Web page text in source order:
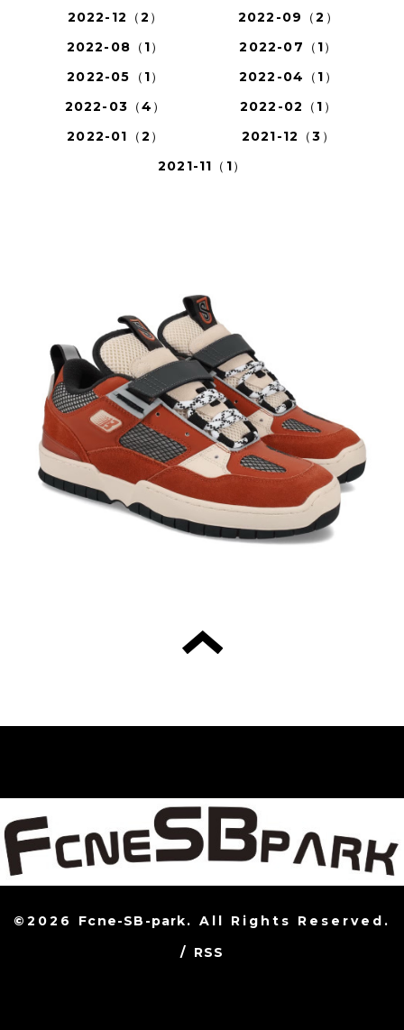
2022-12（2）
2022-09（2）
2022-08（1）
2022-07（1）
2022-05（1）
2022-04（1）
2022-03（4）
2022-02（1）
2022-01（2）
2021-12（3）
2021-11（1）
©2026 Fcne-SB-park. All Rights Reserved.
/ RSS